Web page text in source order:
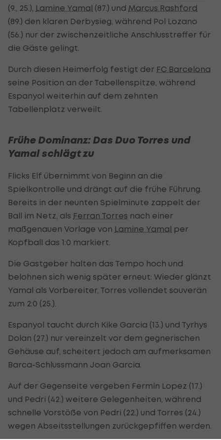
(9., 25.), Lamine Yamal (87.) und Marcus Rashford
(89.) den klaren Derbysieg, während Pol Lozano
(56.) nur der zwischenzeitliche Anschlusstreffer für
die Gäste gelingt.
Durch diesen Heimerfolg festigt der FC Barcelona
seine Position an der Tabellenspitze, während
Espanyol weiterhin auf dem zehnten
Tabellenplatz verweilt.
Frühe Dominanz: Das Duo Torres und
Yamal schlägt zu
Flicks Elf übernimmt von Beginn an die
Spielkontrolle und drängt auf die frühe Führung.
Bereits in der neunten Spielminute zappelt der
Ball im Netz, als Ferran Torres nach einer
maßgenauen Vorlage von Lamine Yamal per
Kopfball das 1:0 markiert.
Die Gastgeber halten das Tempo hoch und
belohnen sich wenig später erneut: Wieder glänzt
Yamal als Vorbereiter, Torres vollendet souverän
zum 2:0 (25.).
Espanyol taucht durch Kike Garcia (13.) und Tyrhys
Dolan (27.) nur vereinzelt vor dem gegnerischen
Gehäuse auf, scheitert jedoch am aufmerksamen
Barca-Schlussmann Joan Garcia.
Auf der Gegenseite vergeben Fermín Lopez (17.)
und Pedri (42.) weitere Gelegenheiten, während
schnelle Vorstöße von Pedri (22.) und Torres (24.)
wegen Abseitsstellungen zurückgepfiffen werden.